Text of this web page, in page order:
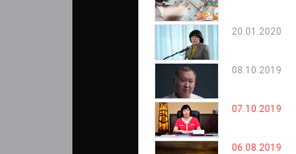
20.01.2020
08.10.2019
07.10.2019
06.08.2019